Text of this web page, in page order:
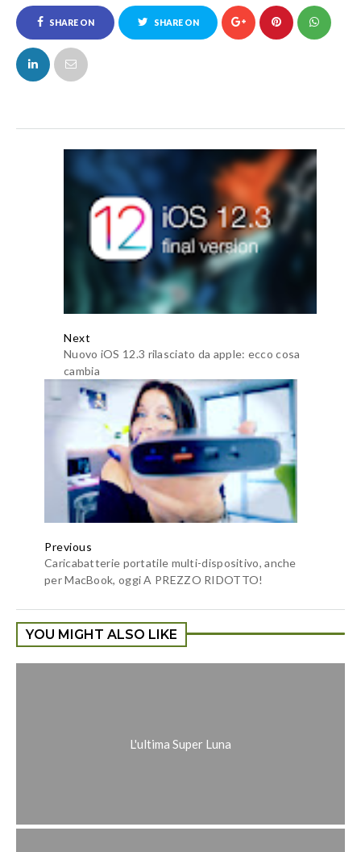
SHARE ON
FACEBOOK
SHARE ON
Next
Nuovo iOS 12.3 rilasciato da apple: ecco cosa
cambia
Previous
Caricabatterie portatile multi-dispositivo, anche
per MacBook, oggi A PREZZO RIDOTTO!
YOU MIGHT ALSO LIKE
L'ultima Super Luna